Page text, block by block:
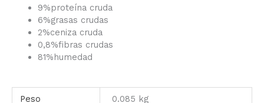
9%proteína cruda
6%grasas crudas
2%ceniza cruda
0,8%fibras crudas
81% humedad
Peso 0.085 kg